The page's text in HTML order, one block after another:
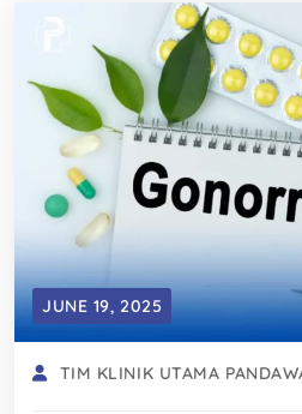
JUNE 19, 2025
TIM KLINIK UTAMA